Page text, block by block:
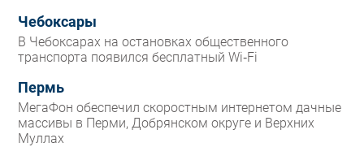
Чебоксары
В Чебоксарах на остановках общественного
транспорта появился бесплатный Wi‑Fi
Пермь
МегаФон обеспечил скоростным интернетом дачные
массивы в Перми, Добрянском округе и Верхних
Муллах